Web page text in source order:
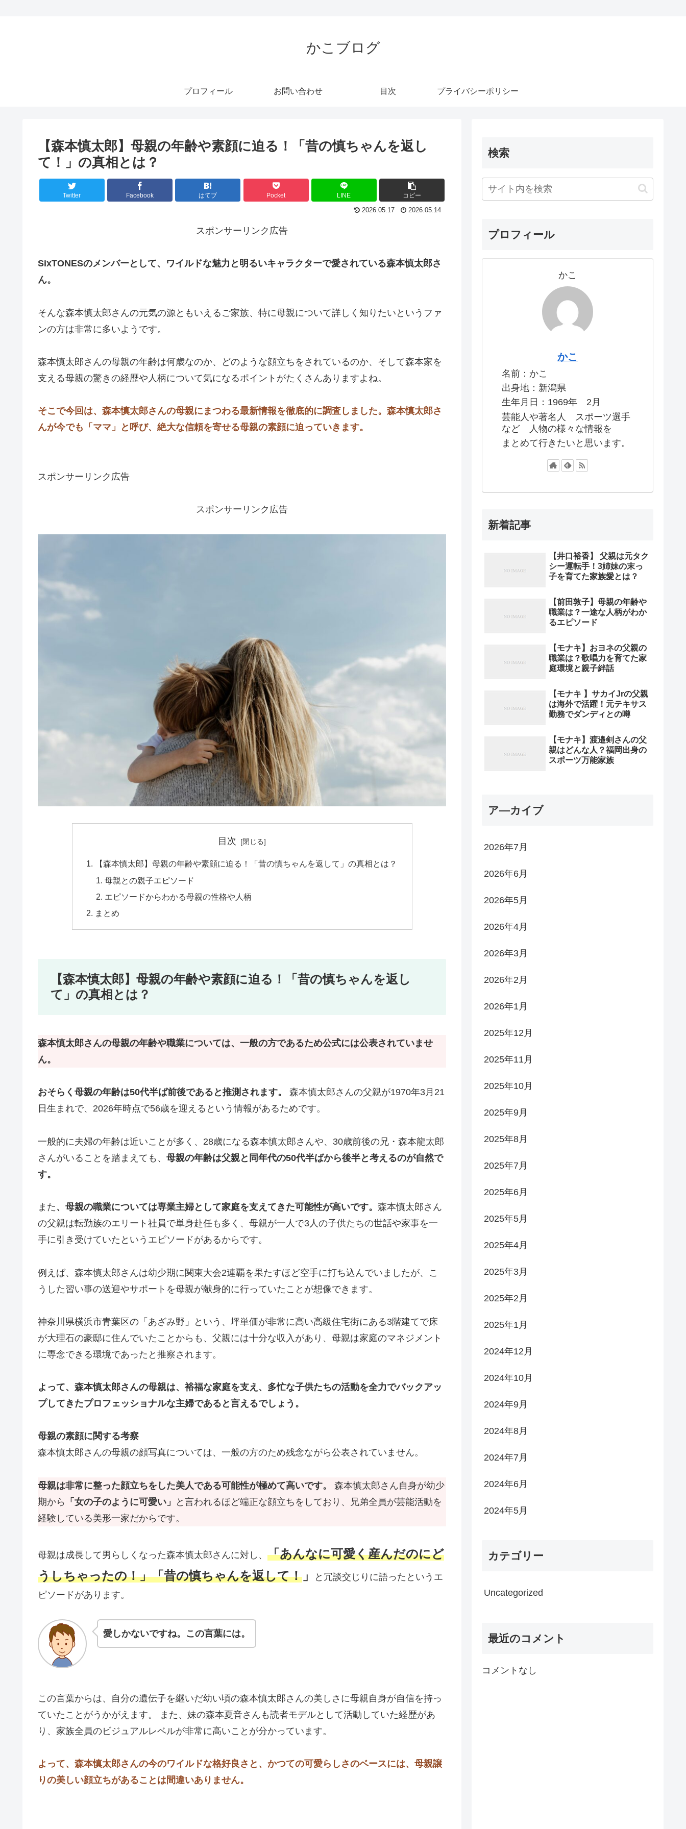
かこブログ
プロフィール お問い合わせ 目次 プライバシーポリシー
【森本慎太郎】母親の年齢や素顔に迫る！「昔の慎ちゃんを返し
て！」の真相とは？
Twitter Facebook はてブ Pocket LINE コピー
2026.05.17 2026.05.14
スポンサーリンク広告
SixTONESのメンバーとして、ワイルドな魅力と明るいキャラクターで愛されている森本慎太郎さ
ん。
そんな森本慎太郎さんの元気の源ともいえるご家族、特に母親について詳しく知りたいというファ
ンの方は非常に多いようです。
森本慎太郎さんの母親の年齢は何歳なのか、どのような顔立ちをされているのか、そして森本家を
支える母親の驚きの経歴や人柄について気になるポイントがたくさんありますよね。
そこで今回は、森本慎太郎さんの母親にまつわる最新情報を徹底的に調査しました。森本慎太郎さ
んが今でも「ママ」と呼び、絶大な信頼を寄せる母親の素顔に迫っていきます。
スポンサーリンク広告
スポンサーリンク広告
目次
【森本慎太郎】母親の年齢や素顔に迫る！「昔の慎ちゃんを返して」の真相とは？
母親との親子エピソード
エピソードからわかる母親の性格や人柄
まとめ
【森本慎太郎】母親の年齢や素顔に迫る！「昔の慎ちゃんを返し
て」の真相とは？
森本慎太郎さんの母親の年齢や職業については、一般の方であるため公式には公表されていませ
ん。
おそらく母親の年齢は50代半ば前後であると推測されます。
森本慎太郎さんの父親が1970年3月21
日生まれで、2026年時点で56歳を迎えるという情報があるためです。
一般的に夫婦の年齢は近いことが多く、28歳になる森本慎太郎さんや、30歳前後の兄・森本龍太郎
さんがいることを踏まえても、 母親の年齢は父親と同年代の50代半ばから後半と考えるのが自然で
す。
また 、母親の職業については専業主婦として家庭を支えてきた可能性が高いです。 森本慎太郎さん
の父親は転勤族のエリート社員で単身赴任も多く、母親が一人で3人の子供たちの世話や家事を一
手に引き受けていたというエピソードがあるからです。
例えば、森本慎太郎さんは幼少期に関東大会2連覇を果たすほど空手に打ち込んでいましたが、こ
うした習い事の送迎やサポートを母親が献身的に行っていたことが想像できます。
神奈川県横浜市青葉区の「あざみ野」という、坪単価が非常に高い高級住宅街にある3階建てで床
が大理石の豪邸に住んでいたことからも、父親には十分な収入があり、母親は家庭のマネジメント
に専念できる環境であったと推察されます。
よって、森本慎太郎さんの母親は、裕福な家庭を支え、多忙な子供たちの活動を全力でバックアッ
プしてきたプロフェッショナルな主婦であると言えるでしょう。
母親の素顔に関する考察
森本慎太郎さんの母親の顔写真については、一般の方のため残念ながら公表されていません。
母親は非常に整った顔立ちをした美人である可能性が極めて高いです。
森本慎太郎さん自身が幼少
期から
「女の子のように可愛い」
と言われるほど端正な顔立ちをしており、兄弟全員が芸能活動を
経験している美形一家だからです。
母親は成長して男らしくなった森本慎太郎さんに対し、 「あんなに可愛く産んだのにど
うしちゃったの！」「昔の慎ちゃんを返して！ 」
と冗談交じりに語ったというエ
ピソードがあります。
愛しかないですね。この言葉には。
この言葉からは、自分の遺伝子を継いだ幼い頃の森本慎太郎さんの美しさに母親自身が自信を持っ
ていたことがうかがえます。 また、妹の森本夏音さんも読者モデルとして活動していた経歴があ
り、家族全員のビジュアルレベルが非常に高いことが分かっています。
よって、森本慎太郎さんの今のワイルドな格好良さと、かつての可愛らしさのベースには、母親譲
りの美しい顔立ちがあることは間違いありません。
検索
プロフィール
かこ
かこ
名前：かこ
出身地：新潟県
生年月日：1969年 2月
芸能人や著名人 スポーツ選手
など 人物の様々な情報を
まとめて行きたいと思います。
新着記事
【井口裕香】 父親は元タク
シー運転手！3姉妹の末っ
子を育てた家族愛とは？
【前田敦子】母親の年齢や
職業は？一途な人柄がわか
るエピソード
【モナキ】おヨネの父親の
職業は？歌唱力を育てた家
庭環境と親子絆話
【モナキ 】サカイJrの父親
は海外で活躍！元テキサス
勤務でダンディとの噂
【モナキ】渡邉剣さんの父
親はどんな人？福岡出身の
スポーツ万能家族
ア―カイブ
2026年7月
2026年6月
2026年5月
2026年4月
2026年3月
2026年2月
2026年1月
2025年12月
2025年11月
2025年10月
2025年9月
2025年8月
2025年7月
2025年6月
2025年5月
2025年4月
2025年3月
2025年2月
2025年1月
2024年12月
2024年10月
2024年9月
2024年8月
2024年7月
2024年6月
2024年5月
カテゴリー
Uncategorized
最近のコメント
コメントなし